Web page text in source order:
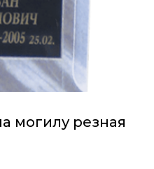
могилу резная